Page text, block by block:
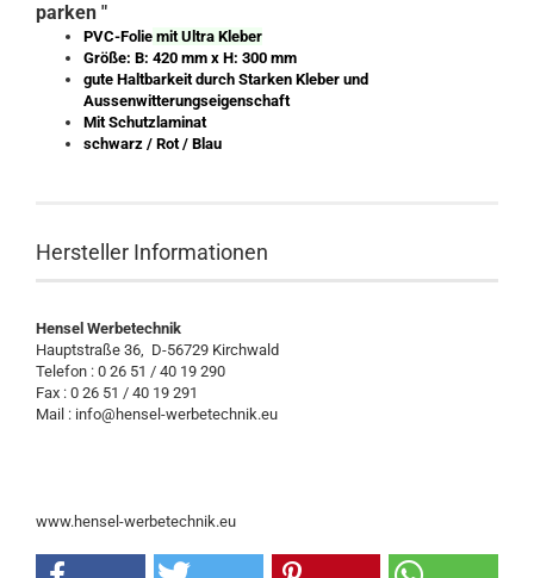
parken "
PVC-Folie mit Ultra Kleber
Größe: B: 420 mm x H: 300 mm
gute Haltbarkeit durch Starken Kleber und
Aussenwitterungseigenschaft
Mit Schutzlaminat
schwarz / Rot / Blau
Hersteller Informationen
Hensel Werbetechnik
Hauptstraße 36, D-56729 Kirchwald
Telefon : 0 26 51 / 40 19 290
Fax : 0 26 51 / 40 19 291
Mail : info@hensel-werbetechnik.eu
www.hensel-werbetechnik.eu